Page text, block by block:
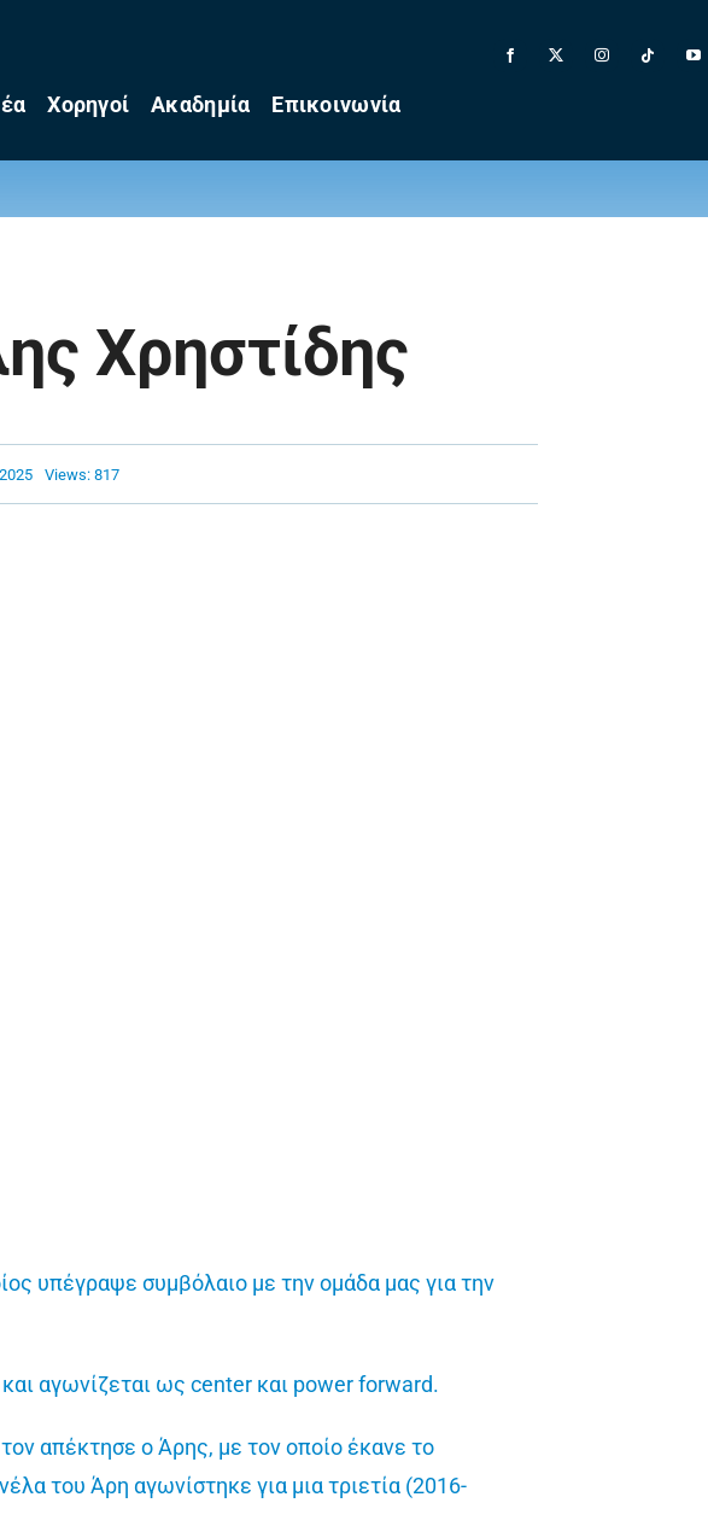
Χορηγοί Ακαδημία Επικοινωνία
Χρηστίδης
Views: 817
υπέγραψε συμβόλαιο με την ομάδα μας για την
αγωνίζεται ως center και power forward.
απέκτησε ο Άρης, με τον οποίο έκανε το
του Άρη αγωνίστηκε για μια τριετία (2016-